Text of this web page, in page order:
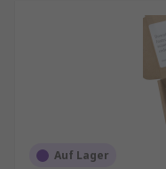
Auf Lager